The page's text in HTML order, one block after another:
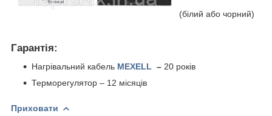
(білий або чорний)
Гарантія:
Нагрівальний кабель MEXELL – 20 років
Терморегулятор – 12 місяців
Приховати